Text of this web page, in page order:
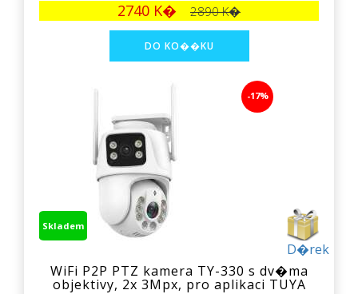
2740 K� 2890 K�
-17%
D�rek
Skladem
WiFi P2P PTZ kamera TY-330 s dv�ma
objektivy, 2x 3Mpx, pro aplikaci TUYA